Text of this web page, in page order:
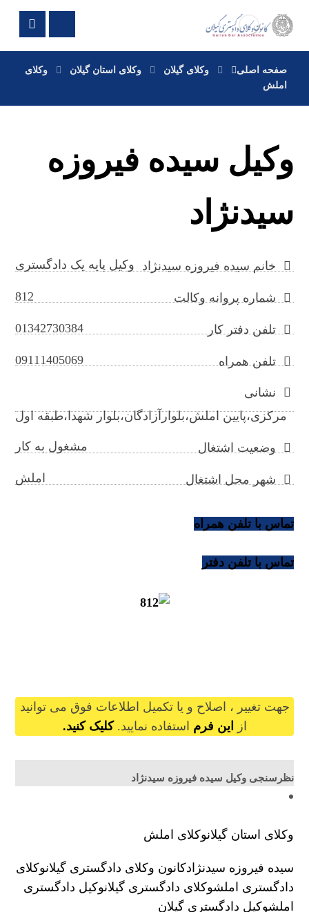
صفحه اصلی وکلای گیلان وکلای استان گیلان
وکلای
املش
وکیل سیده فیروزه
سیدنژاد
خانم سیده فیروزه سیدنژاد وکیل پایه یک دادگستری
شماره پروانه وکالت 812
تلفن دفتر کار 01342730384
تلفن همراه 09111405069
نشانی
مرکزی،پایین املش،بلوارآزادگان،بلوار شهدا،طبقه اول
وضعیت اشتغال مشغول به کار
شهر محل اشتغال املش
تماس با تلفن همراه
تماس با تلفن دفتر
جهت تغییر ، اصلاح و یا تکمیل اطلاعات فوق می توانید
از
این فرم استفاده نمایید. کلیک کنید.
نظرسنجی وکیل سیده فیروزه سیدنژاد
وکلای استان گیلانوکلای املش
سیده فیروزه سیدنژادکانون وکلای دادگستری گیلانوکلای
دادگستری املشوکلای دادگستری گیلانوکیل دادگستری
املشوکیل دادگستری گیلان